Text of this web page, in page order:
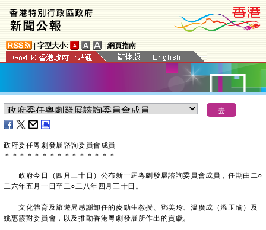
字型大小: 網頁指南
政府委任粵劇發展諮詢委員會成員
＊ ＊ ＊ ＊ ＊ ＊ ＊ ＊ ＊ ＊ ＊ ＊ ＊ ＊ ＊
政府今日（四月三十日）公布新一屆粵劇發展諮詢委員會成員，任期由二○
二六年五月一日至二○二八年四月三十日。
文化體育及旅遊局感謝卸任的麥勁生教授、鄧美玲、溫廣成（溫玉瑜）及
姚惠霞對委員會，以及推動香港粵劇發展所作出的貢獻。